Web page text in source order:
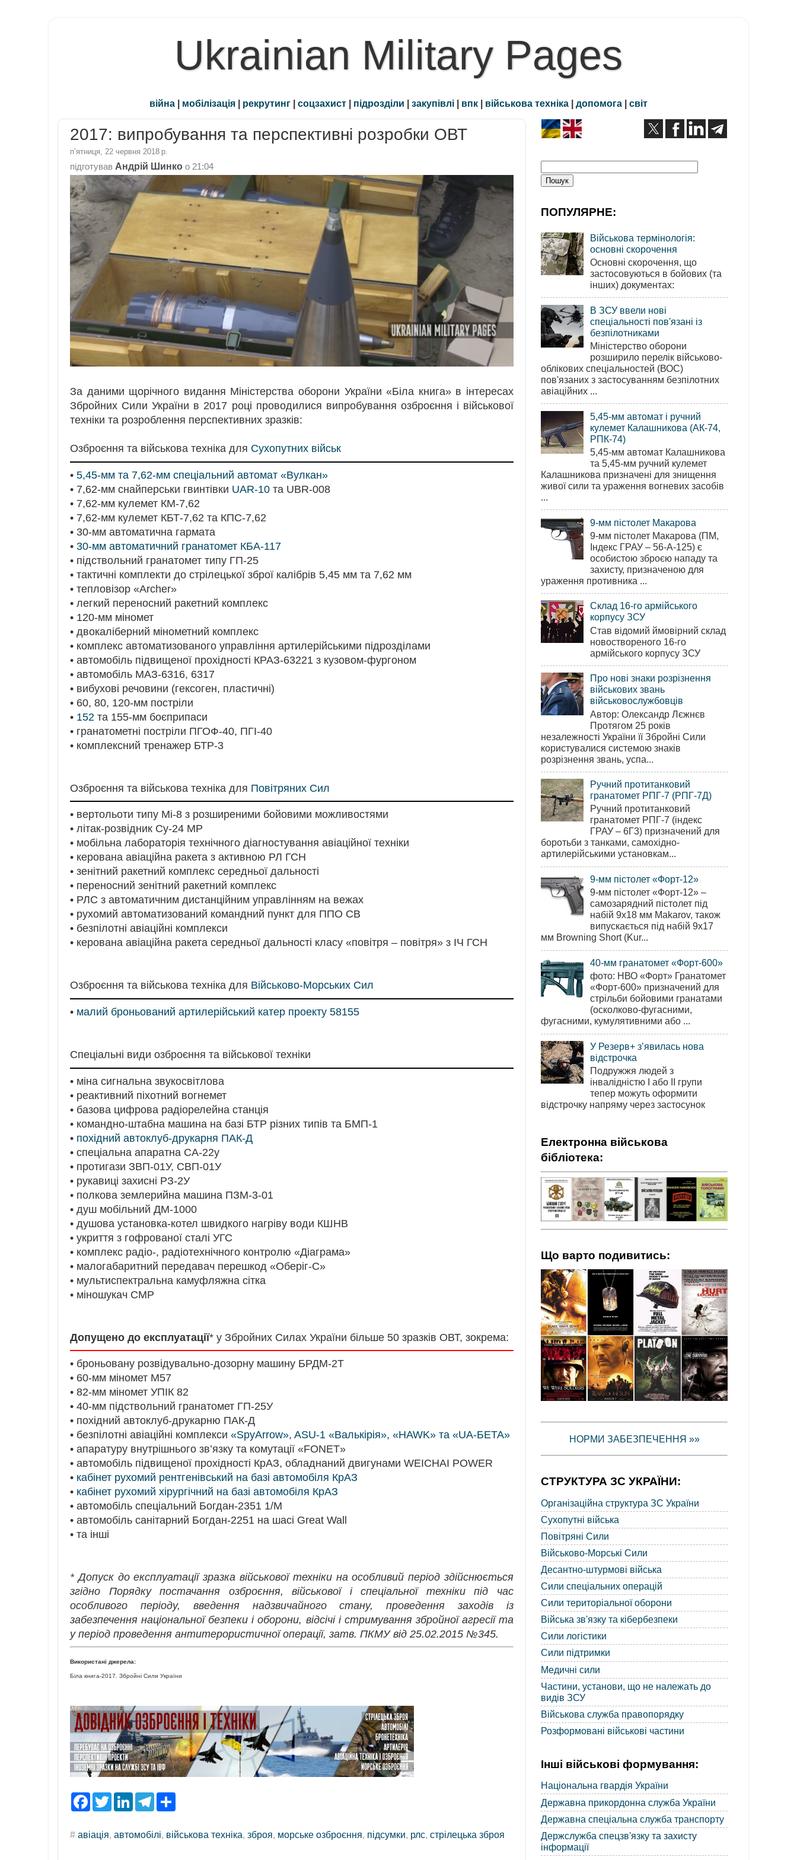
Ukrainian Military Pages
війна | мобілізація | рекрутинг | соцзахист | підрозділи | закупівлі | впк | військова техніка | допомога | світ
2017: випробування та перспективні розробки ОВТ
пʼятниця, 22 червня 2018 р.
підготував Андрій Шинко о 21:04
За даними щорічного видання Міністерства оборони України «Біла книга» в інтересах
Збройних Сили України в 2017 році проводилися випробування озброєння і військової
техніки та розроблення перспективних зразків:
Озброєння та військова техніка для Сухопутних військ
• 5,45-мм та 7,62-мм спеціальний автомат «Вулкан»
• 7,62-мм снайперськи гвинтівки UAR-10 та UBR-008
• 7,62-мм кулемет КМ-7,62
• 7,62-мм кулемет КБТ-7,62 та КПС-7,62
• 30-мм автоматична гармата
• 30-мм автоматичний гранатомет КБА-117
• підствольний гранатомет типу ГП-25
• тактичні комплекти до стрілецької зброї калібрів 5,45 мм та 7,62 мм
• тепловізор «Archer»
• легкий переносний ракетний комплекс
• 120-мм міномет
• двокаліберний мінометний комплекс
• комплекс автоматизованого управління артилерійськими підрозділами
• автомобіль підвищеної прохідності КРАЗ-63221 з кузовом-фургоном
• автомобіль МАЗ-6316, 6317
• вибухові речовини (гексоген, пластичні)
• 60, 80, 120-мм постріли
• 152 та 155-мм боєприпаси
• гранатометні постріли ПГОФ-40, ПГІ-40
• комплексний тренажер БТР-3
Озброєння та військова техніка для Повітряних Сил
• вертольоти типу Мі-8 з розширеними бойовими можливостями
• літак-розвідник Су-24 МР
• мобільна лабораторія технічного діагностування авіаційної техніки
• керована авіаційна ракета з активною РЛ ГСН
• зенітний ракетний комплекс середньої дальності
• переносний зенітний ракетний комплекс
• РЛС з автоматичним дистанційним управлінням на вежах
• рухомий автоматизований командний пункт для ППО СВ
• безпілотні авіаційні комплекси
• керована авіаційна ракета середньої дальності класу «повітря – повітря» з ІЧ ГСН
Озброєння та військова техніка для Військово-Морських Сил
• малий броньований артилерійський катер проекту 58155
Спеціальні види озброєння та військової техніки
• міна сигнальна звукосвітлова
• реактивний піхотний вогнемет
• базова цифрова радіорелейна станція
• командно-штабна машина на базі БТР різних типів та БМП-1
• похідний автоклуб-друкарня ПАК-Д
• спеціальна апаратна СА-22у
• протигази ЗВП-01У, СВП-01У
• рукавиці захисні РЗ-2У
• полкова землерийна машина ПЗМ-3-01
• душ мобільний ДМ-1000
• душова установка-котел швидкого нагріву води КШНВ
• укриття з гофрованої сталі УГС
• комплекс радіо-, радіотехнічного контролю «Діаграма»
• малогабаритний передавач перешкод «Оберіг-С»
• мультиспектральна камуфляжна сітка
• міношукач СМР
Допущено до експлуатації* у Збройних Силах України більше 50 зразків ОВТ, зокрема:
• броньовану розвідувально-дозорну машину БРДМ-2Т
• 60-мм міномет М57
• 82-мм міномет УПІК 82
• 40-мм підствольний гранатомет ГП-25У
• похідний автоклуб-друкарню ПАК-Д
• безпілотні авіаційні комплекси «SpyArrow», ASU-1 «Валькірія», «HAWK» та «UA-БЕТА»
• апаратуру внутрішнього зв’язку та комутації «FONET»
• автомобіль підвищеної прохідності КрАЗ, обладнаний двигунами WEICHAI POWER
• кабінет рухомий рентгенівський на базі автомобіля КрАЗ
• кабінет рухомий хірургічний на базі автомобіля КрАЗ
• автомобіль спеціальний Богдан-2351 1/М
• автомобіль санітарний Богдан-2251 на шасі Great Wall
• та інші
* Допуск до експлуатації зразка військової техніки на особливий період здійснюється
згідно Порядку постачання озброєння, військової і спеціальної техніки під час
особливого періоду, введення надзвичайного стану, проведення заходів із
забезпечення національної безпеки і оборони, відсічі і стримування збройної агресії та
у період проведення антитерористичної операції, затв. ПКМУ від 25.02.2015 №345.
Використані джерела:
Біла книга-2017. Збройні Сили України
F
a
b
T
w
L
e
T
g
e
# авіація, автомобілі, військова техніка, зброя, морське озброєння, підсумки, рлс, стрілецька зброя
ПОПУЛЯРНЕ:
Військова термінологія:
основні скорочення
Основні скорочення, що
застосовуються в бойових (та
інших) документах:
В ЗСУ ввели нові
спеціальності пов'язані із
безпілотниками
Міністерство оборони
розширило перелік військово-
облікових спеціальностей (ВОС)
пов'язаних з застосуванням безпілотних
авіаційних ...
5,45-мм автомат і ручний
кулемет Калашникова (АК-74,
РПК-74)
5,45-мм автомат Калашникова
та 5,45-мм ручний кулемет
Калашникова призначені для знищення
живої сили та ураження вогневих засобів
...
9-мм пістолет Макарова
9-мм пістолет Макарова (ПМ,
Індекс ГРАУ – 56-А-125) є
особистою зброєю нападу та
захисту, призначеною для
ураження противника ...
Склад 16-го армійського
корпусу ЗСУ
Став відомий ймовірний склад
новоствореного 16-го
армійського корпусу ЗСУ
Про нові знаки розрізнення
військових звань
військовослужбовців
Автор: Олександр Лєжнєв
Протягом 25 років
незалежності України її Збройні Сили
користувалися системою знаків
розрізнення звань, успа...
Ручний протитанковий
гранатомет РПГ-7 (РПГ-7Д)
Ручний протитанковий
гранатомет РПГ-7 (індекс
ГРАУ – 6Г3) призначений для
боротьби з танками, самохідно-
артилерійськими установкам...
9-мм пістолет «Форт-12»
9-мм пістолет «Форт-12» –
самозарядний пістолет під
набій 9х18 мм Makarov, також
випускається під набій 9х17
мм Browning Short (Kur...
40-мм гранатомет «Форт-600»
фото: НВО «Форт» Гранатомет
«Форт-600» призначений для
стрільби бойовими гранатами
(осколково-фугасними,
фугасними, кумулятивними або ...
У Резерв+ з’явилась нова
відстрочка
Подружжя людей з
інвалідністю І або ІІ групи
тепер можуть оформити
відстрочку напряму через застосунок
Електронна військова
бібліотека:
Що варто подивитись:
НОРМИ ЗАБЕЗПЕЧЕННЯ »»
СТРУКТУРА ЗС УКРАЇНИ:
Організаційна структура ЗС України
Сухопутні війська
Повітряні Сили
Військово-Морські Сили
Десантно-штурмові війська
Сили спеціальних операцій
Сили територіальної оборони
Війська зв'язку та кібербезпеки
Сили логістики
Сили підтримки
Медичні сили
Частини, установи, що не належать до
видів ЗСУ
Військова служба правопорядку
Розформовані військові частини
Інші військові формування:
Національна гвардія України
Державна прикордонна служба України
Державна спеціальна служба транспорту
Держслужба спецзв'язку та захисту
інформації